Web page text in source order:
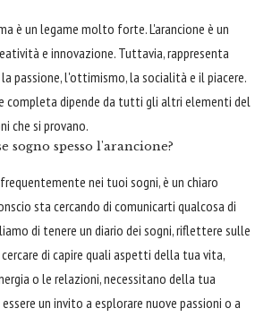
è un legame molto forte. L'arancione è un
e innovazione. Tuttavia, rappresenta
passione, l'ottimismo, la socialità e il piacere.
completa dipende da tutti gli altri elementi del
che si provano.
sogno spesso l'arancione?
nei tuoi sogni, è un chiaro
sta cercando di comunicarti qualcosa di
di tenere un diario dei sogni, riflettere sulle
di capire quali aspetti della tua vita,
o le relazioni, necessitano della tua
un invito a esplorare nuove passioni o a